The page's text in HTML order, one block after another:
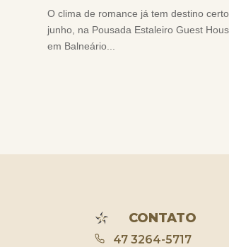
O clima de romance já tem destino
junho, na Pousada Estaleiro Guest
em Balneário...
CONTATO
47 3264-5717